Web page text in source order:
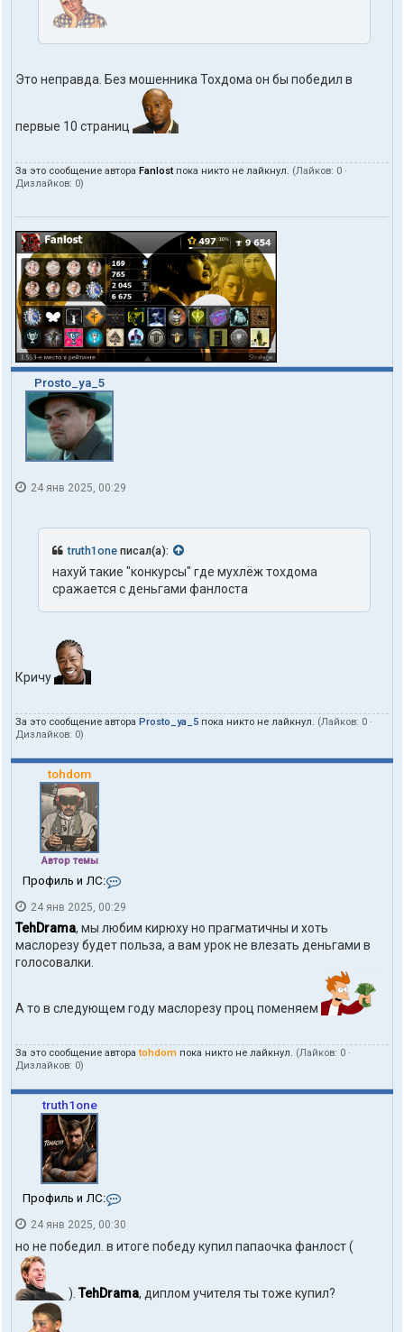
Это неправда. Без мошенника Тохдома он бы победил в
первые 10 страниц
За это сообщение автора Fanlostпока никто не лайкнул. (Лайков: 0 ·
Дизлайков: 0)
Prosto_ya_5
24 янв 2025, 00:29
truth1one писал(а):
нахуй такие "конкурсы" где мухлёж тохдома
сражается с деньгами фанлоста
Кричу
За это сообщение автора Prosto_ya_5 пока никто не лайкнул. (Лайков: 0 ·
Дизлайков: 0)
tohdom
Автор темы
Профиль и ЛС:
н
т
к
о
з
а
o
24 янв 2025, 00:29
TehDrama, мы любим кирюху но прагматичны и хоть
маслорезу будет польза, а вам урок не влезать деньгами в
голосовалки.
А то в следующем году маслорезу проц поменяем
За это сообщение автораtohdom пока никто не лайкнул. (Лайков: 0 ·
Дизлайков: 0)
truth1one
Профиль и ЛС:
н
т
а
ы
24 янв 2025, 00:30
но не победил. в итоге победу купил папаочка фанлост (
).TehDrama, диплом учителя ты тоже купил?